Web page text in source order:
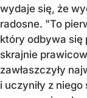
wydaje się, że
radosne. "To
który odbywa się
skrajnie
zawłaszczyły
i uczyniły z